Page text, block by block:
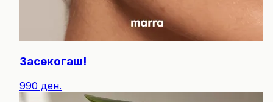
Засекогаш!
990 ден.